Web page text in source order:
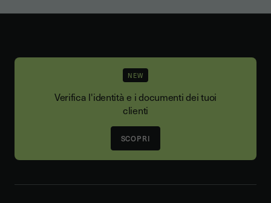
NEW
Verifica l'identità e i documenti dei tuoi
clienti
SCOPRI